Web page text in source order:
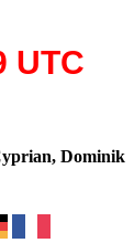
Dominik